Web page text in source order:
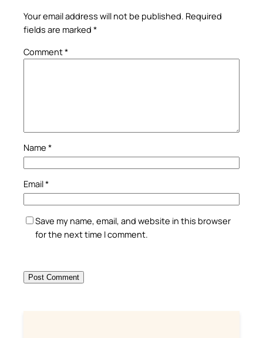
Your email address will not be published. Required
fields are marked *
Comment*
Name *
Email*
Save my name, email, and website in this browser
for the next time I comment.